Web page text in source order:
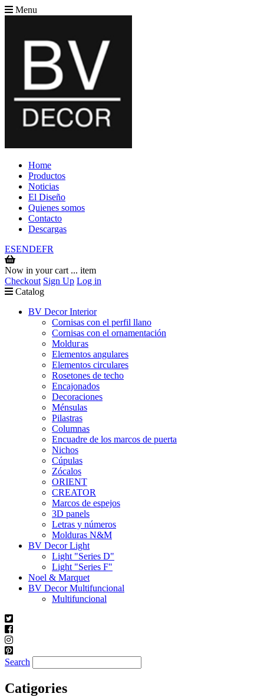
Menu
Home
Productos
Noticias
El Diseño
Quienes somos
Contacto
Descargas
ESENDEFR
Now in your cart ... item
Checkout Sign Up Log in
Catalog
BV Decor Interior
Cornisas con el perfil llano
Cornisas con el ornamentación
Molduгas
Elementos angulares
Elementos circulares
Rosetones de techo
Encajonados
Decoraciones
Ménsulas
Pilastras
Columnas
Encuadre de los marcos de puerta
Nichos
Cúpulas
Zócalos
ORIENT
CREATOR
Marcos de espejos
3D panels
Letras y números
Molduras N&M
BV Decor Light
Light "Series D"
Light "Series F"
Noel & Marquet
BV Decor Multifuncional
Multifuncional
Search
Catigories